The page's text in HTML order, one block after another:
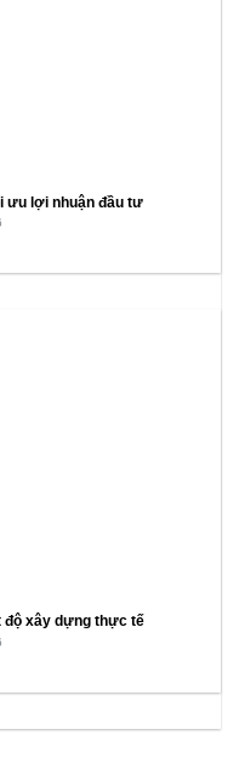
ưu lợi nhuận đầu tư
độ xây dựng thực tế